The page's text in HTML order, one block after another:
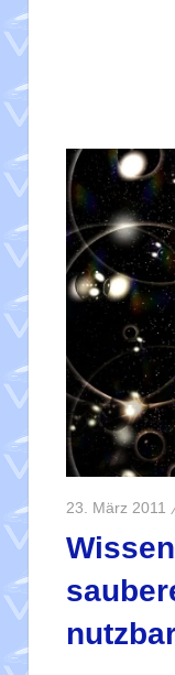
23. März 2011